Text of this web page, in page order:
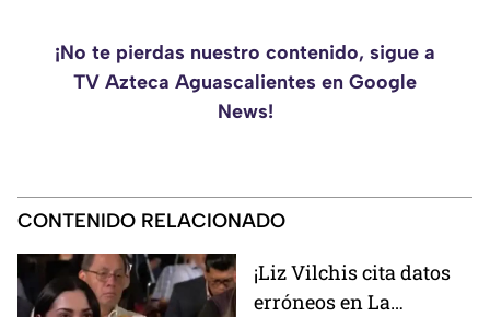
¡No te pierdas nuestro contenido, sigue a
TV Azteca Aguascalientes en Google
News!
CONTENIDO RELACIONADO
¡Liz Vilchis cita datos
erróneos en La